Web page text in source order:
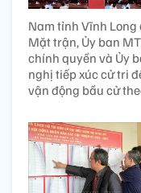
Nam tỉnh Vĩnh
Mặt trận, Ủy ban
chính quyền và Ủy
nghị tiếp xúc cử tri
vận động bầu cử